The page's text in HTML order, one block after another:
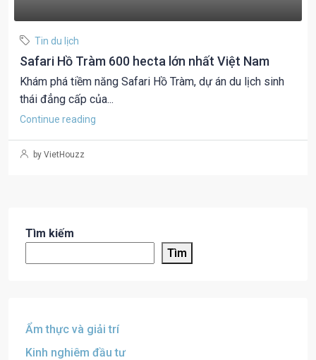
Tin du lịch
Safari Hồ Tràm 600 hecta lớn nhất Việt Nam
Khám phá tiềm năng Safari Hồ Tràm, dự án du lịch sinh
thái đẳng cấp của...
Continue reading
by VietHouzz
Tìm kiếm
Tìm
Ẩm thực và giải trí
Kinh nghiêm đầu tư